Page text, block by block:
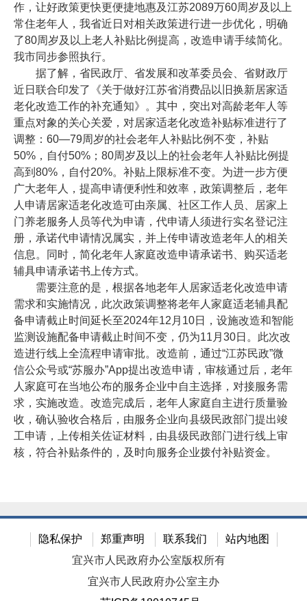
作，让好政策更快更便捷地惠及江苏2089万60周岁及以上
常住老年人，我省近日对相关政策进行进一步优化，明确
了80周岁及以上老人补贴比例提高，改造申请手续简化。
我市同步参照执行。
据了解，省民政厅、省发展和改革委员会、省财政厅
近日联合印发了《关于做好江苏省消费品以旧换新居家适
老化改造工作的补充通知》。其中，突出对高龄老年人等
重点对象的关心关爱，对居家适老化改造补贴标准进行了
调整：60—79周岁的社会老年人补贴比例不变，补贴
50%，自付50%；80周岁及以上的社会老年人补贴比例提
高到80%，自付20%。补贴上限标准不变。为进一步方便
广大老年人，提高申请便利性和效率，政策调整后，老年
人申请居家适老化改造可由亲属、社区工作人员、居家上
门养老服务人员等代为申请，代申请人须进行实名登记注
册，承诺代申请情况属实，并上传申请改造老年人的相关
信息。同时，简化老年人家庭改造申请承诺书、购买适老
辅具申请承诺书上传方式。
需要注意的是，根据各地老年人居家适老化改造申请
需求和实施情况，此次政策调整将老年人家庭适老辅具配
备申请截止时间延长至2024年12月10日，设施改造和智能
监测设施配备申请截止时间不变，仍为11月30日。此次改
造进行线上全流程申请审批。改造前，通过“江苏民政”微
信公众号或“苏服办”App提出改造申请，审核通过后，老年
人家庭可在当地公布的服务企业中自主选择，对接服务需
求，实施改造。改造完成后，老年人家庭自主进行质量验
收，确认验收合格后，由服务企业向县级民政部门提出竣
工申请，上传相关佐证材料，由县级民政部门进行线上审
核，符合补贴条件的，及时向服务企业拨付补贴资金。
隐私保护 郑重声明 联系我们
站内地图
宜兴市人民政府办公室版权所有
宜兴市人民政府办公室主办